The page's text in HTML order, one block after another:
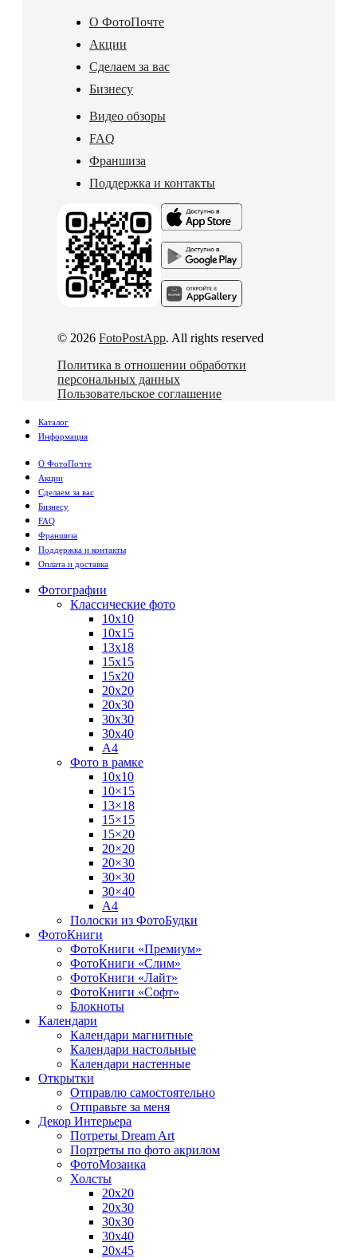
О ФотоПочте
Акции
Сделаем за вас
Бизнесу
Видео обзоры
FAQ
Франшиза
Поддержка и контакты
© 2026 FotoPostApp. All rights reserved
Политика в отношении обработки
персональных данных
Пользовательское соглашение
Каталог
Информация
О ФотоПочте
Акции
Сделаем за вас
Бизнесу
FAQ
Франшиза
Поддержка и контакты
Оплата и доставка
Фотографии
Классические фото
10х10
10х15
13х18
15х15
15х20
20х20
20х30
30х30
30х40
А4
Фото в рамке
10х10
10×15
13×18
15×15
15×20
20×20
20×30
30×30
30×40
A4
Полоски из ФотоБудки
ФотоКниги
ФотоКниги «Премиум»
ФотоКниги «Слим»
ФотоКниги «Лайт»
ФотоКниги «Софт»
Блокноты
Календари
Календари магнитные
Календари настольные
Календари настенные
Открытки
Отправлю самостоятельно
Отправьте за меня
Декор Интерьера
Потреты Dream Art
Портреты по фото акрилом
ФотоМозаика
Холсты
20х20
20х30
30х30
30х40
20х45